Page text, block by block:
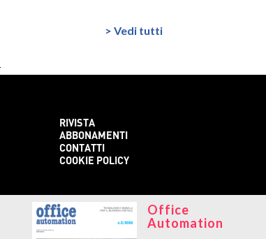
> Vedi tutti
RIVISTA
ABBONAMENTI
CONTATTI
COOKIE POLICY
Office
Automation